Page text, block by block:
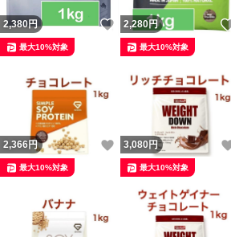
2,380円 いいね！
2,280円
2,366 円 いいね！
最大10%対象
3,080 円
最大10%対象
最大10%対象 最大10%対象